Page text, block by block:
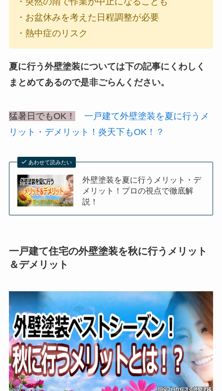
・お盆休みを考えた日程調整が必要
・熱中症のリスク
夏に行う外壁塗装については下の記事にくわしく
まとめてあるので是非ごらんください。
猛暑日でもOK！
一戸建て外壁塗装を夏に行うメ
リット・デメリット！炎天下もOK！？
あわせて読みたい
外壁塗装を夏に行うメリット・デ
メリット！プロの視点で徹底解
説！
一戸建て住宅の外壁塗装を秋に行うメリット
＆デメリット